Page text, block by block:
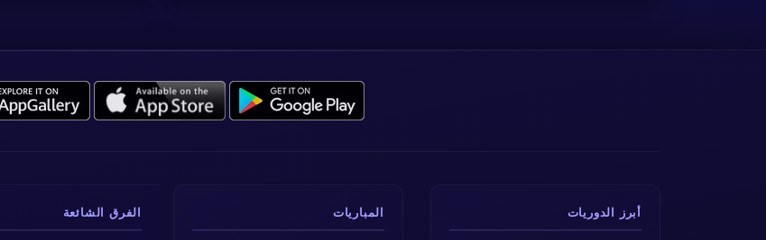
أبرز الدوريات المباريات الفرق الشائعة